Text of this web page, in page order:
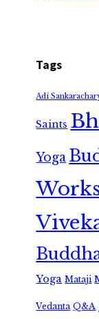
Tags
Adi
Saints
Yoga
Yoga Mataji
Vedanta Q&A